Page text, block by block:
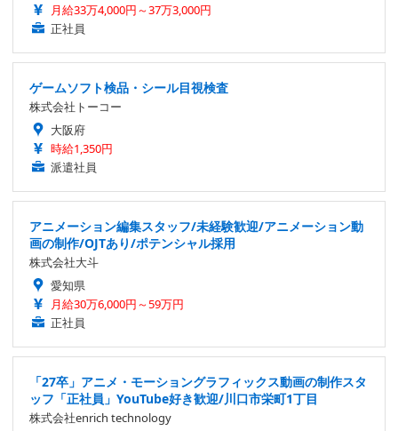
月給33万4,000円～37万3,000円
正社員
ゲームソフト検品・シール目視検査
株式会社トーコー
大阪府
時給1,350円
派遣社員
アニメーション編集スタッフ/未経験歓迎/アニメーション動
画の制作/OJTあり/ポテンシャル採用
株式会社大斗
愛知県
月給30万6,000円～59万円
正社員
「27卒」アニメ・モーショングラフィックス動画の制作スタ
ッフ「正社員」YouTube好き歓迎/川口市栄町1丁目
株式会社enrich technology